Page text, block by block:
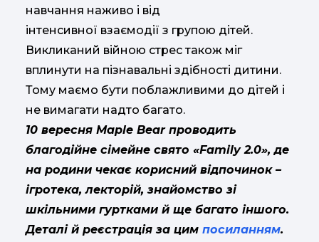
навчання наживо і від
інтенсивної взаємодії з групою дітей.
Викликаний війною стрес також міг
вплинути на пізнавальні здібності дитини.
Тому маємо бути поблажливими до дітей і
не вимагати надто багато.
10 вересня Maple Bear проводить
благодійне сімейне свято «Family 2.0», де
на родини чекає корисний відпочинок –
ігротека, лекторій, знайомство зі
шкільними гуртками й ще багато іншого.
Деталі й реєстрація за цим посиланням.